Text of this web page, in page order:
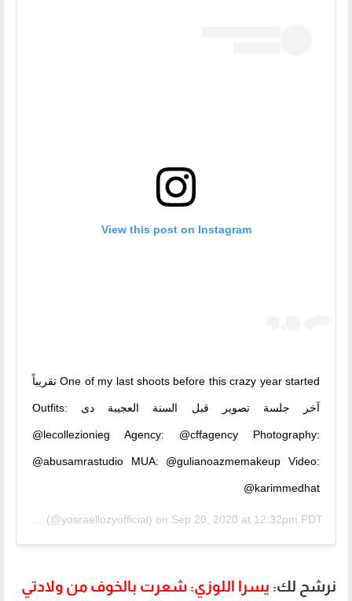
View this post on Instagram
One of my last shoots before this crazy year started تقريباً
آخر جلسة تصوير قبل السنة العجيبة دى Outfits:
@lecollezionieg Agency: @cffagency Photography:
@abusamrastudio MUA: @gulianoazmemakeup Video:
@karimmedhat
(@yosraellozyofficial) on Sep 20, 2020 at 12:32pm PDT
نرشح لك: يسرا اللوزي: شعرت بالخوف من ولادتي